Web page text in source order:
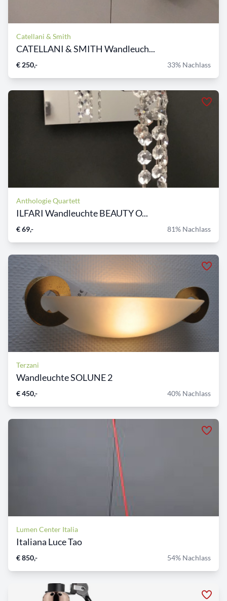
Catellani & Smith
CATELLANI & SMITH Wandleuch...
€ 250,- 33% Nachlass
Anthologie Quartett
ILFARI Wandleuchte BEAUTY O...
€ 69,- 81% Nachlass
Terzani
Wandleuchte SOLUNE 2
€ 450,- 40% Nachlass
Lumen Center Italia
Italiana Luce Tao
€ 850,- 54% Nachlass